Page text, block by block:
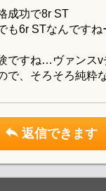
成功で8r ST
も6r STなんですね
ですね…ヴァンスv
で、そろそろ純粋
返信できます